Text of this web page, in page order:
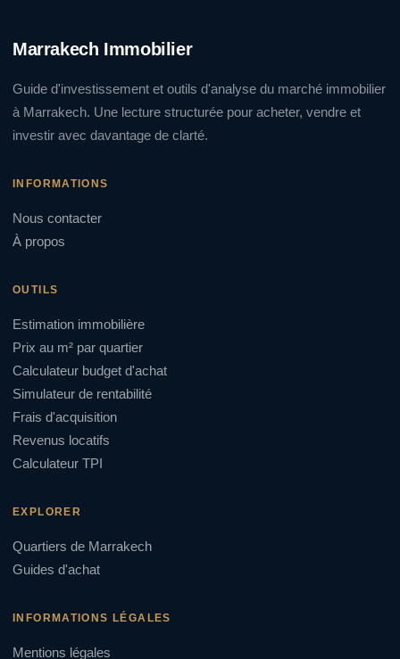
Marrakech Immobilier
Guide d'investissement et outils d'analyse du marché immobilier
à Marrakech. Une lecture structurée pour acheter, vendre et
investir avec davantage de clarté.
INFORMATIONS
Nous contacter
À propos
OUTILS
Estimation immobilière
Prix au m² par quartier
Calculateur budget d'achat
Simulateur de rentabilité
Frais d'acquisition
Revenus locatifs
Calculateur TPI
EXPLORER
Quartiers de Marrakech
Guides d'achat
INFORMATIONS LÉGALES
Mentions légales